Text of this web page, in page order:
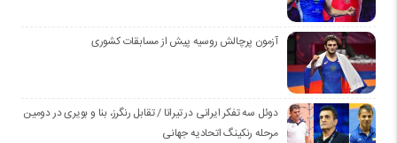
آزمون پرچالش روسیه پیش از مسابقات کشوری
دوئل سه تفکر ایرانی در تیرانا / تقابل رنگرز، بنا و بویری در دومین
مرحله رنکینگ اتحادیه جهانی